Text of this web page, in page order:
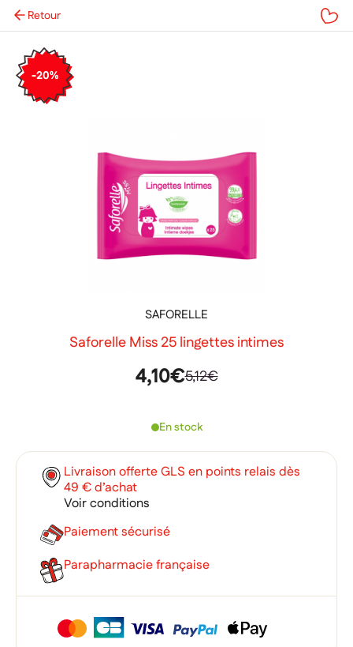
Retour
SAFORELLE
Saforelle Miss 25 lingettes intimes
4,10€5,12€
En stock
Livraison offerte GLS en points relais dès
49 € d’achat
Voir conditions
Paiement sécurisé
Parapharmacie française
-20%
Créer une liste d'envies
Connexion